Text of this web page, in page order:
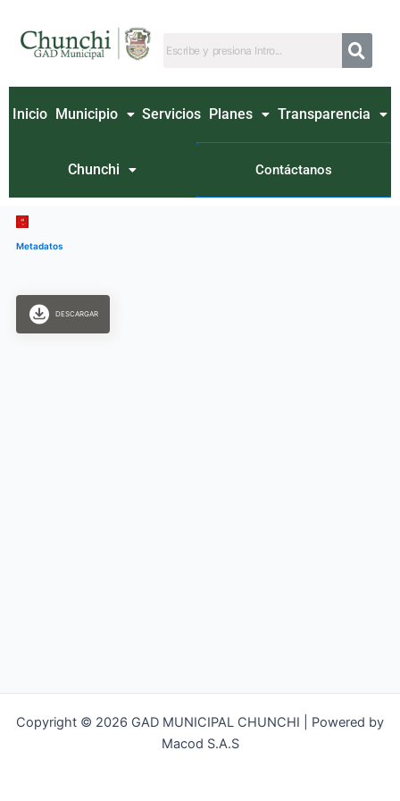
contenido
Inicio Municipio Servicios Planes Transparencia
Chunchi Contáctanos
Metadatos
DESCARGAR
Copyright © 2026 GAD MUNICIPAL CHUNCHI | Powered by
Macod S.A.S